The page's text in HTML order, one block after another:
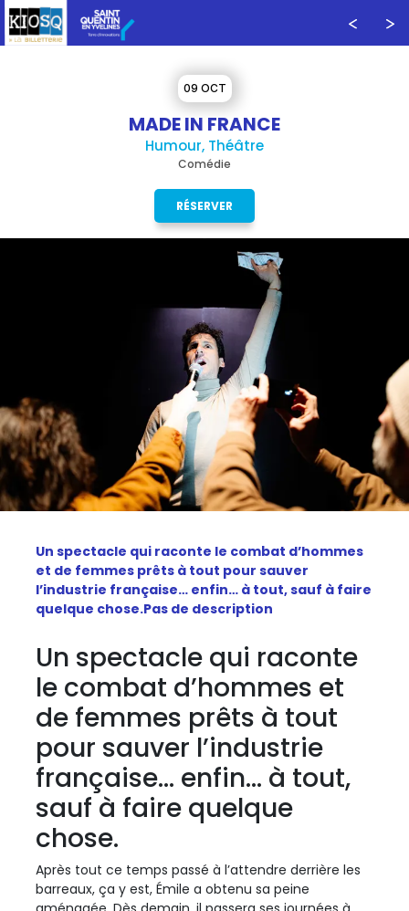
09 OCT
MADE IN FRANCE
Humour, Théâtre
Comédie
RÉSERVER
Un spectacle qui raconte le combat d’hommes
et de femmes prêts à tout pour sauver
l’industrie française… enfin… à tout, sauf à faire
quelque chose.Pas de description
Un spectacle qui raconte
le combat d’hommes et
de femmes prêts à tout
pour sauver l’industrie
française… enfin… à tout,
sauf à faire quelque
chose.
Après tout ce temps passé à l’attendre derrière les
barreaux, ça y est, Émile a obtenu sa peine